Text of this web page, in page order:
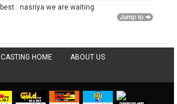
nasriya we are waiting
HOME ABOUT US